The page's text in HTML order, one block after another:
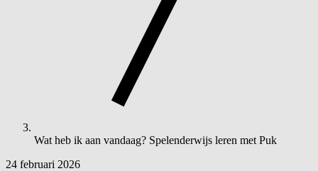
Wat heb ik aan vandaag? Spelenderwijs leren met Puk
24 februari 2026